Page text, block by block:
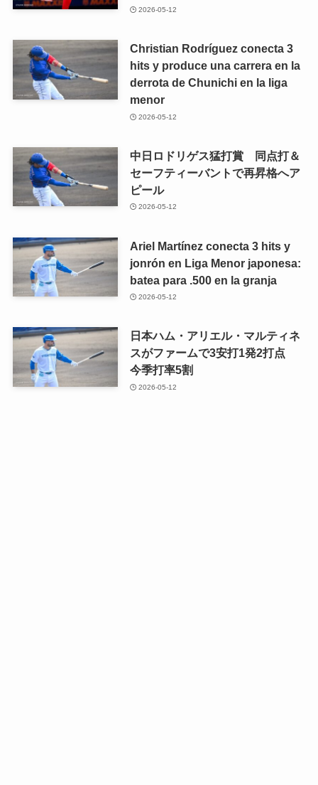
2026-05-12
Christian Rodríguez conecta 3
hits y produce una carrera en la
derrota de Chunichi en la liga
menor
2026-05-12
中日ロドリゲス猛打賞 同点打＆
セーフティーバントで再昇格へア
ピール
2026-05-12
Ariel Martínez conecta 3 hits y
jonrón en Liga Menor japonesa:
batea para .500 en la granja
2026-05-12
日本ハム・アリエル・マルティネ
スがファームで3安打1発2打点
今季打率5割
2026-05-12